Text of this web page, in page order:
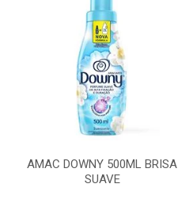
AMAC DOWNY 500ML BRISA
SUAVE